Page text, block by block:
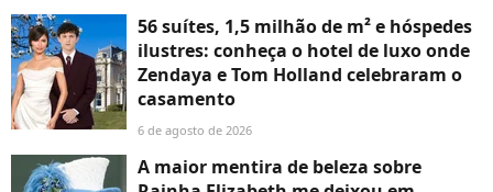
56 suítes, 1,5 milhão de m² e hóspedes
ilustres: conheça o hotel de luxo onde
Zendaya e Tom Holland celebraram o
casamento
6 de agosto de 2026
A maior mentira de beleza sobre